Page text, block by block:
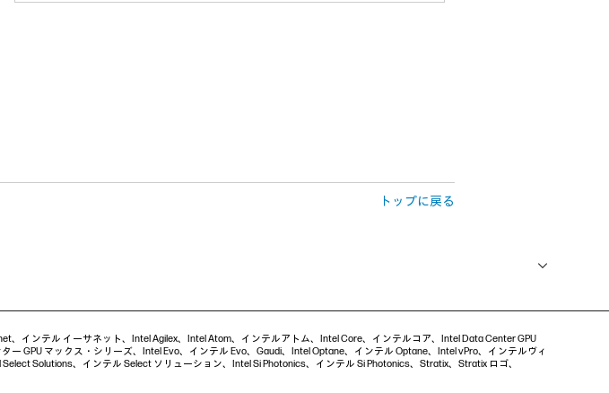
トップに戻る
インテル イーサネット、Intel Agilex、Intel Atom、インテルアトム、Intel Core、インテルコア、Intel Data Center GPU
GPU マックス・シリーズ、Intel Evo、インテル Evo、Gaudi、Intel Optane、インテル Optane、Intel vPro、インテルヴィ
Solutions、インテル Select ソリューション、Intel Si Photonics、インテル Si Photonics、Stratix、Stratix ロゴ、